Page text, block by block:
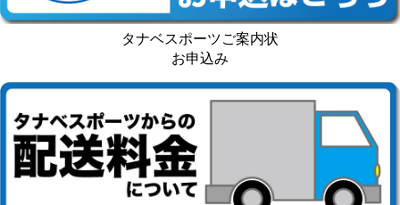
タナベスポーツご案内状
お申込み